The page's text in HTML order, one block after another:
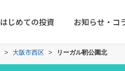
はじめての投資 お知らせ・コ
> 大阪市西区 > リーガル靭公園北